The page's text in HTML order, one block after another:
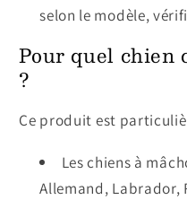
selon le modèle,
Pour quel chien
?
Ce produit est
Les chiens à
Allemand, Labrador,